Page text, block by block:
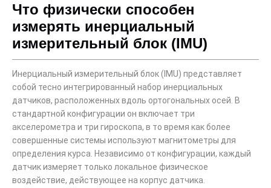
Что физически способен
измерять инерциальный
измерительный блок (IMU)
Инерциальный измерительный блок (IMU) представляет
собой тесно интегрированный набор инерциальных
датчиков, расположенных вдоль ортогональных осей. В
стандартной конфигурации он включает три
акселерометра и три гироскопа, в то время как более
совершенные системы используют магнитометры для
определения курса. Независимо от конфигурации, каждый
датчик измеряет только локальное физическое
воздействие, действующее на корпус датчика.